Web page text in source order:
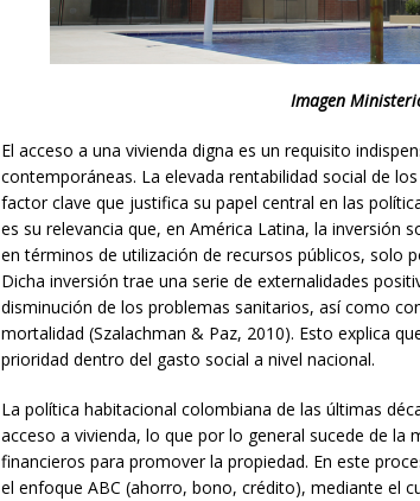
Imagen
El acceso a una vivienda digna es un requisito
contemporáneas. La elevada rentabilidad social de
factor clave que justifica su papel central en las
es su relevancia que, en América Latina, la inversión
en términos de utilización de recursos públicos, solo
Dicha inversión trae una serie de externalidades
disminución de los problemas sanitarios, así como
mortalidad (Szalachman & Paz, 2010). Esto explica
prioridad dentro del gasto social a nivel nacional.
La política habitacional colombiana de las últimas
acceso a vivienda, lo que por lo general sucede de
financieros para promover la propiedad. En este
el enfoque ABC (ahorro, bono, crédito), mediante el